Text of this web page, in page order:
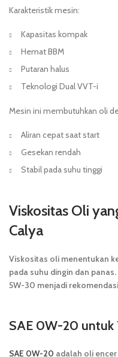
Karakteristik mesin:
Kapasitas kompak
Hemat BBM
Putaran halus
Teknologi Dual VVT-i
Mesin ini membutuhkan oli
Aliran cepat saat start
Gesekan rendah
Stabil pada suhu tinggi
Viskositas Oli
Calya
Viskositas oli menentukan
pada suhu dingin dan
5W-30 menjadi
SAE 0W-20 untuk
SAE 0W-20 adalah oli